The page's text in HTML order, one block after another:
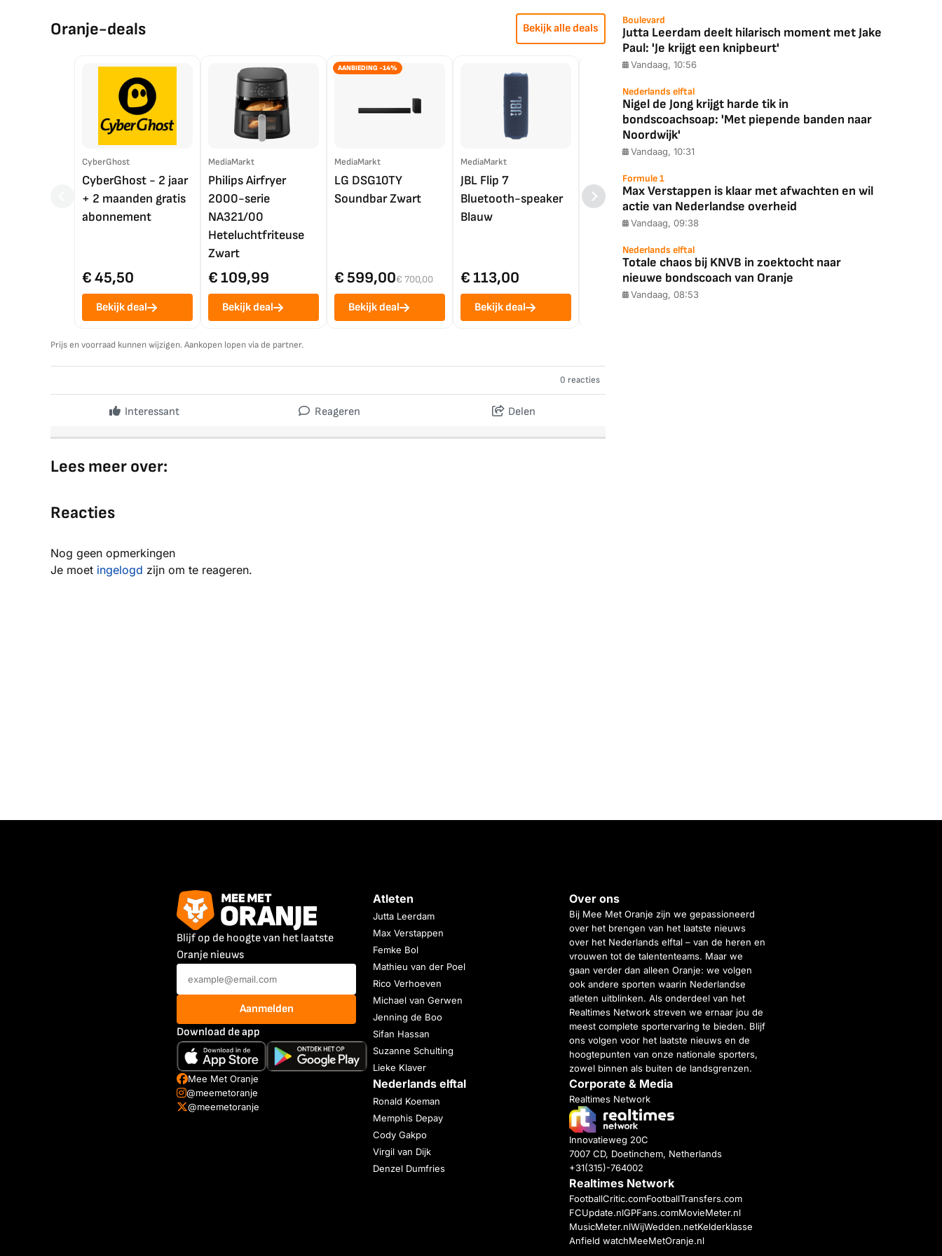
Oranje-deals Bekijk alle deals
CyberGhost
CyberGhost - 2 jaar
+ 2 maanden gratis
abonnement
€ 45,50
Bekijk deal
MediaMarkt
Philips Airfryer
2000-serie
NA321/00
Heteluchtfriteuse
Zwart
€ 109,99
Bekijk deal
AANBIEDING -14%
MediaMarkt
LG DSG10TY
Soundbar Zwart
€ 599,00€ 700,00
Bekijk deal
MediaMarkt
JBL Flip 7
Bluetooth-speaker
Blauw
€ 113,00
Bekijk deal
LG OLED55C56LB
4K TV (2025)
€ 1.088,00
Ultimate Zwart
€ 1.179,00
4K
Prijs en voorraad kunnen wijzigen. Aankopen lopen via de partner.
0 reacties
Interessant Reageren Delen
Lees meer over:
Reacties
Nog geen opmerkingen
Je moet ingelogd zijn om te reageren.
Boulevard
Jutta Leerdam deelt hilarisch moment met Jake
Paul: 'Je krijgt een knipbeurt'
Vandaag, 10:56
Nederlands elftal
Nigel de Jong krijgt harde tik in
bondscoachsoap: 'Met piepende banden naar
Noordwijk'
Vandaag, 10:31
Formule 1
Max Verstappen is klaar met afwachten en wil
actie van Nederlandse overheid
Vandaag, 09:38
Nederlands elftal
Totale chaos bij KNVB in zoektocht naar
nieuwe bondscoach van Oranje
Vandaag, 08:53
Blijf op de hoogte van het laatste
Oranje nieuws
Aanmelden
Download de app
Mee Met Oranje
@meemetoranje
@meemetoranje
Atleten
Jutta Leerdam
Max Verstappen
Femke Bol
Mathieu van der Poel
Rico Verhoeven
Michael van Gerwen
Jenning de Boo
Sifan Hassan
Suzanne Schulting
Lieke Klaver
Nederlands elftal
Ronald Koeman
Memphis Depay
Cody Gakpo
Virgil van Dijk
Denzel Dumfries
Over ons
Bij Mee Met Oranje zijn we gepassioneerd
over het brengen van het laatste nieuws
over het Nederlands elftal – van de heren en
vrouwen tot de talententeams. Maar we
gaan verder dan alleen Oranje: we volgen
ook andere sporten waarin Nederlandse
atleten uitblinken. Als onderdeel van het
Realtimes Network streven we ernaar jou de
meest complete sportervaring te bieden. Blijf
ons volgen voor het laatste nieuws en de
hoogtepunten van onze nationale sporters,
zowel binnen als buiten de landsgrenzen.
Corporate & Media
Realtimes Network
Innovatieweg 20C
7007 CD, Doetinchem, Netherlands
+31(315)-764002
Realtimes Network
FootballCritic.comFootballTransfers.com
FCUpdate.nlGPFans.comMovieMeter.nl
MusicMeter.nlWijWedden.netKelderklasse
Anfield watchMeeMetOranje.nl